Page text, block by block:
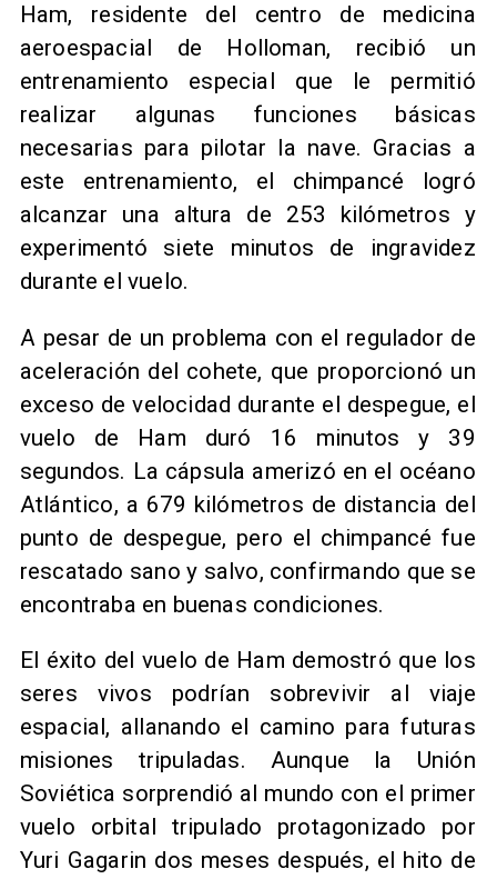
Ham, residente del centro de medicina
aeroespacial de Holloman, recibió un
entrenamiento especial que le permitió
realizar algunas funciones básicas
necesarias para pilotar la nave. Gracias a
este entrenamiento, el chimpancé logró
alcanzar una altura de 253 kilómetros y
experimentó siete minutos de ingravidez
durante el vuelo.
A pesar de un problema con el regulador de
aceleración del cohete, que proporcionó un
exceso de velocidad durante el despegue, el
vuelo de Ham duró 16 minutos y 39
segundos. La cápsula amerizó en el océano
Atlántico, a 679 kilómetros de distancia del
punto de despegue, pero el chimpancé fue
rescatado sano y salvo, confirmando que se
encontraba en buenas condiciones.
El éxito del vuelo de Ham demostró que los
seres vivos podrían sobrevivir al viaje
espacial, allanando el camino para futuras
misiones tripuladas. Aunque la Unión
Soviética sorprendió al mundo con el primer
vuelo orbital tripulado protagonizado por
Yuri Gagarin dos meses después, el hito de